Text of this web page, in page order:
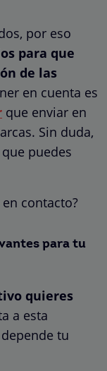
por eso
para que
de las
en cuenta es
que enviar en
Sin duda,
puedes
contacto?
para tu
quieres
a esta
tu